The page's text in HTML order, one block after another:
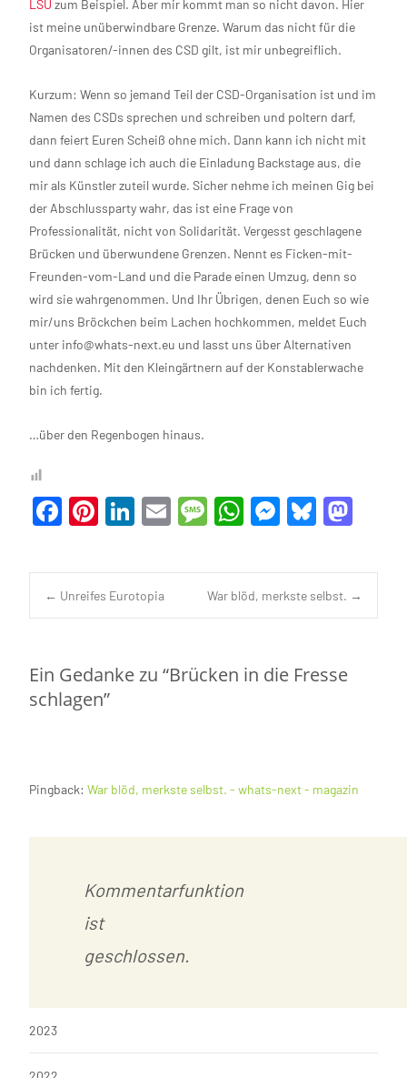
LSU zum Beispiel. Aber mir kommt man so nicht davon. Hier
ist meine unüberwindbare Grenze. Warum das nicht für die
Organisatoren/-innen des CSD gilt, ist mir unbegreiflich.
Kurzum: Wenn so jemand Teil der CSD-Organisation ist und im
Namen des CSDs sprechen und schreiben und poltern darf,
dann feiert Euren Scheiß ohne mich. Dann kann ich nicht mit
und dann schlage ich auch die Einladung Backstage aus, die
mir als Künstler zuteil wurde. Sicher nehme ich meinen Gig bei
der Abschlussparty wahr, das ist eine Frage von
Professionalität, nicht von Solidarität. Vergesst geschlagene
Brücken und überwundene Grenzen. Nennt es Ficken-mit-
Freunden-vom-Land und die Parade einen Umzug, denn so
wird sie wahrgenommen. Und Ihr Übrigen, denen Euch so wie
mir/uns Bröckchen beim Lachen hochkommen, meldet Euch
unter info@whats-next.eu und lasst uns über Alternativen
nachdenken. Mit den Kleingärtnern auf der Konstablerwache
bin ich fertig.
…über den Regenbogen hinaus.
F
c
e
b
o
k
Pi
er
es
t
Li
ke
dI
n
E
ail
M
sa
g
e
W
at
s
A
p
M
se
n
g
Bl
es
ky
to
d
o
Navigation
posten
← Unreifes Eurotopia War blöd, merkste selbst. →
Ein Gedanke zu “Brücken in die Fresse
schlagen”
Pingback: War blöd, merkste selbst. - whats-next - magazin
Kommentarfunktion
ist
geschlossen.
2023